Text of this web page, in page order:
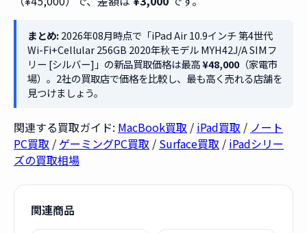
まとめ:2026年08月時点で「iPad Air 10.9インチ 第4世代
Wi-Fi+Cellular 256GB 2020年秋モデル MYH42J/A SIMフ
リー [シルバー]」の新品買取価格は最高¥48,000（家電市
場）。2社の買取店で価格を比較し、最も高く売れる店舗を
見つけましょう。
関連する買取ガイド: MacBook買取 / iPad買取 / ノート
PC買取 / ゲーミングPC買取 / Surface買取 / iPadシリー
ズの買取相場
関連商品